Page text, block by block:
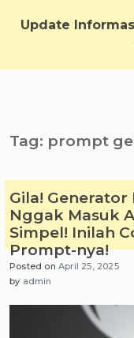
Update
Tag: prompt
Gila! Generator
Nggak Masuk
Simpel! Inilah
Prompt-nya!
Posted onApril 25, 2025
by admin